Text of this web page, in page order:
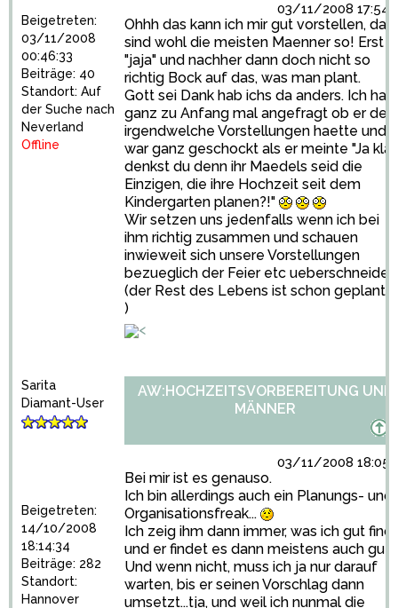
Beigetreten:
03/11/2008
00:46:33
Beiträge: 40
Standort: Auf
der Suche nach
Neverland
Offline
03/11/2008
Ohhh das kann ich mir gut vorstellen, da
sind wohl die meisten Maenner so! Erst
"jaja" und nachher dann doch nicht so
richtig Bock auf das, was man plant.
Gott sei Dank hab ichs da anders. Ich hab
ganz zu Anfang mal angefragt ob er
irgendwelche Vorstellungen haette und
war ganz geschockt als er meinte "Ja klar,
denkst du denn ihr Maedels seid die
Einzigen, die ihre Hochzeit seit dem
Kindergarten planen?!"
Wir setzen uns jedenfalls wenn ich bei
ihm richtig zusammen und schauen
inwieweit sich unsere Vorstellungen
bezueglich der Feier etc ueberschneiden
(der Rest des Lebens ist schon geplant
)
<
Sarita
Diamant-User
Beigetreten:
14/10/2008
18:14:34
Beiträge: 282
Standort:
Hannover
AW:HOCHZEITSVORBEREITUNG UND
MÄNNER
03/11/2008
Bei mir ist es genauso.
Ich bin allerdings auch ein Planungs- und
Organisationsfreak...
Ich zeig ihm dann immer, was ich gut
und er findet es dann meistens auch gut.
Und wenn nicht, muss ich ja nur darauf
warten, bis er seinen Vorschlag dann
umsetzt...tja, und weil ich nunmal die